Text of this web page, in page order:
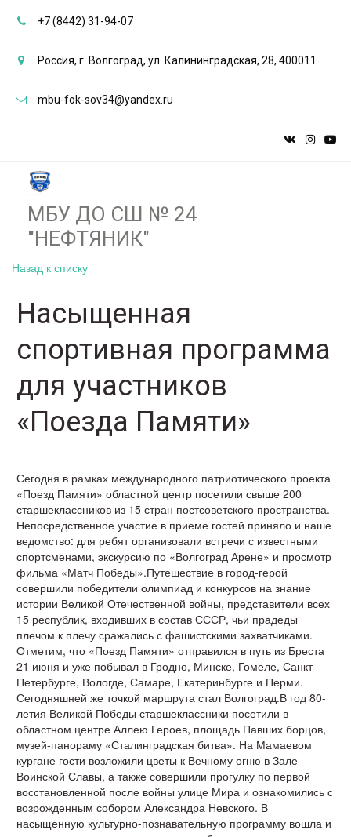
+7 (8442) 31-94-07
Россия, г. Волгоград, ул. Калининградская, 28, 400011
mbu-fok-sov34@yandex.ru
МБУ ДО СШ № 24
"НЕФТЯНИК"­­
Назад к списку
Насыщенная
спортивная программа
для участников
«Поезда Памяти»
Сегодня в рамках международного патриотического проекта
«Поезд Памяти» областной центр посетили свыше 200
старшеклассников из 15 стран постсоветского пространства.
Непосредственное участие в приеме гостей приняло и наше
ведомство: для ребят организовали встречи с известными
спортсменами, экскурсию по «Волгоград Арене» и просмотр
фильма «Матч Победы».Путешествие в город-герой
совершили победители олимпиад и конкурсов на знание
истории Великой Отечественной войны, представители всех
15 республик, входивших в состав СССР, чьи прадеды
плечом к плечу сражались с фашистскими захватчиками.
Отметим, что «Поезд Памяти» отправился в путь из Бреста
21 июня и уже побывал в Гродно, Минске, Гомеле, Санкт-
Петербурге, Вологде, Самаре, Екатеринбурге и Перми.
Сегодняшней же точкой маршрута стал Волгоград.В год 80-
летия Великой Победы старшеклассники посетили в
областном центре Аллею Героев, площадь Павших борцов,
музей-панораму «Сталинградская битва». На Мамаевом
кургане гости возложили цветы к Вечному огню в Зале
Воинской Славы, а также совершили прогулку по первой
восстановленной после войны улице Мира и ознакомились с
возрожденным собором Александра Невского. В
насыщенную культурно-познавательную программу вошла и